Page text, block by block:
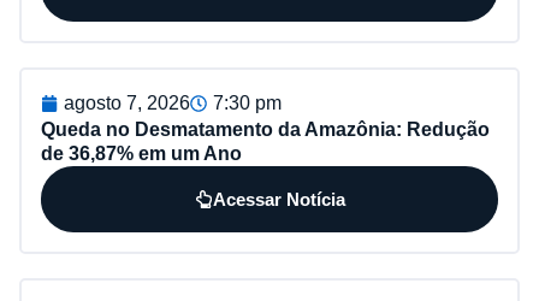
agosto 7, 2026
7:30 pm
Queda no Desmatamento da Amazônia: Redução
de 36,87% em um Ano
Acessar Notícia